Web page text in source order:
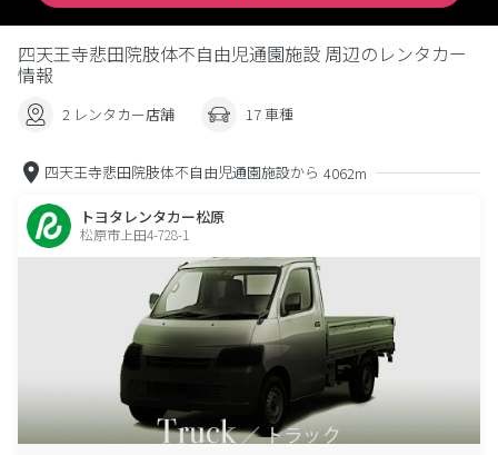
四天王寺悲田院肢体不自由児通園施設 周辺のレンタカー
情報
2 レンタカー店舗 17 車種
四天王寺悲田院肢体不自由児通園施設から 4062m
トヨタレンタカー松原
松原市上田4-728-1